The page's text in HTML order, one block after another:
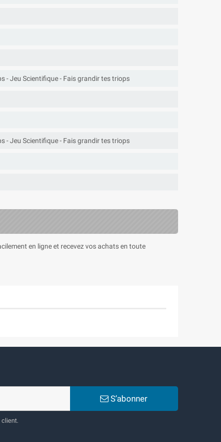
- Jeu Scientifique - Fais grandir tes triops
- Jeu Scientifique - Fais grandir tes triops
en ligne et recevez vos achats en toute
S’abonner
client.